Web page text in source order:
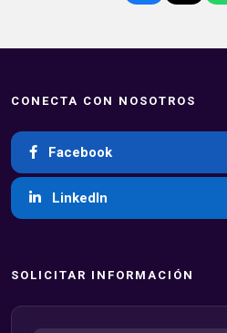
CONECTA CON NOSOTROS
Facebook
LinkedIn
SOLICITAR INFORMACIÓN